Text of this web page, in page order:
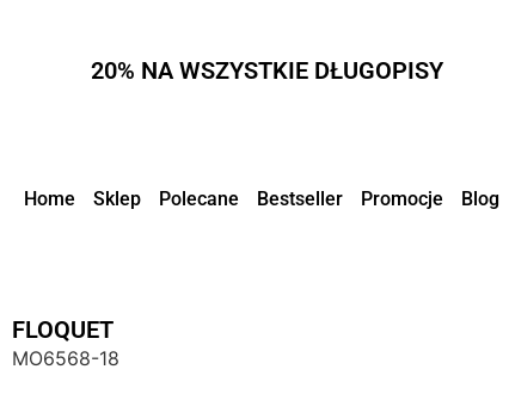
20% NA WSZYSTKIE DŁUGOPISY
Home Sklep Polecane Bestseller Promocje Blog
FLOQUET
MO6568-18